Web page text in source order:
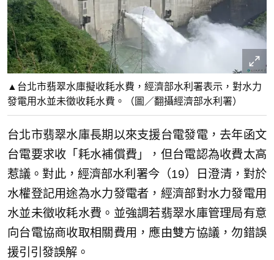
▲台北市翡翠水庫擬收耗水費，經濟部水利署表示，對水力
發電用水並未徵收耗水費。（圖／翻攝經濟部水利署）
台北市翡翠水庫長期以來支援台電發電，去年函文
台電要求收「耗水補償費」，但台電認為收費太高
惹議。對此，經濟部水利署今（19）日澄清，對於
水權登記用途為水力發電者，經濟部對水力發電用
水並未徵收耗水費。並強調若翡翠水庫管理局有意
向台電協商收取相關費用，應由雙方協議，勿錯誤
援引引發誤解。